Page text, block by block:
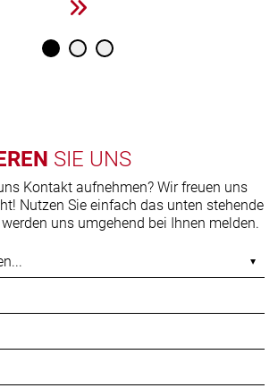
SIE UNS
Kontakt aufnehmen? Wir freuen uns
Nutzen Sie einfach das unten stehende
uns umgehend bei Ihnen melden.